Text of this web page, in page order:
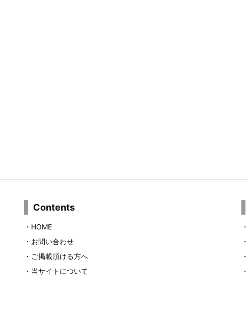
Contents
・ HOME
・ お問い合わせ
・ ご掲載頂ける方へ
・ 当サイトについて
・
・
・
・